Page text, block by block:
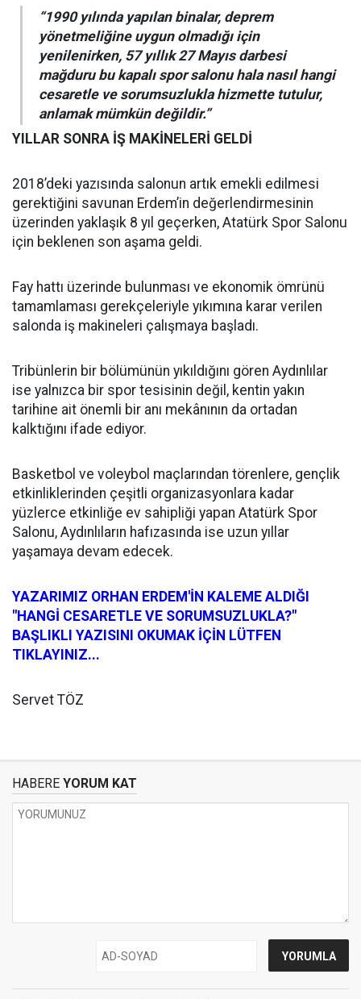
“1990 yılında yapılan binalar, deprem
yönetmeliğine uygun olmadığı için
yenilenirken, 57 yıllık 27 Mayıs darbesi
mağduru bu kapalı spor salonu hala nasıl hangi
cesaretle ve sorumsuzlukla hizmette tutulur,
anlamak mümkün değildir.”
YILLAR SONRA İŞ MAKİNELERİ GELDİ
2018’deki yazısında salonun artık emekli edilmesi
gerektiğini savunan Erdem’in değerlendirmesinin
üzerinden yaklaşık 8 yıl geçerken, Atatürk Spor Salonu
için beklenen son aşama geldi.
Fay hattı üzerinde bulunması ve ekonomik ömrünü
tamamlaması gerekçeleriyle yıkımına karar verilen
salonda iş makineleri çalışmaya başladı.
Tribünlerin bir bölümünün yıkıldığını gören Aydınlılar
ise yalnızca bir spor tesisinin değil, kentin yakın
tarihine ait önemli bir anı mekânının da ortadan
kalktığını ifade ediyor.
Basketbol ve voleybol maçlarından törenlere, gençlik
etkinliklerinden çeşitli organizasyonlara kadar
yüzlerce etkinliğe ev sahipliği yapan Atatürk Spor
Salonu, Aydınlıların hafızasında ise uzun yıllar
yaşamaya devam edecek.
YAZARIMIZ ORHAN ERDEM'İN KALEME ALDIĞI
"HANGİ CESARETLE VE SORUMSUZLUKLA?"
BAŞLIKLI YAZISINI OKUMAK İÇİN LÜTFEN
TIKLAYINIZ...
Servet TÖZ
HABERE YORUM KAT